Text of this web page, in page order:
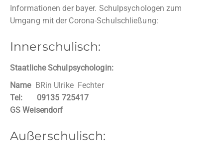
Informationen der bayer. Schulpsychologen zum
Umgang mit der Corona-Schulschließung:
Innerschulisch:
Staatliche Schulpsychologin:
Name BRin Ulrike Fechter
Tel: 09135 725417
GS Weisendorf
Außerschulisch: